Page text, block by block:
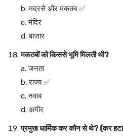
b. मदरसे और मकतब ✅
c. मंदिर
d. बाजार
मकतबों को किससे भूमि मिलती थी?
a. जनता
b. राज्य ✅
c. नवाब
d. अमीर
प्रमुख धार्मिक कर कौन से थे? (कर